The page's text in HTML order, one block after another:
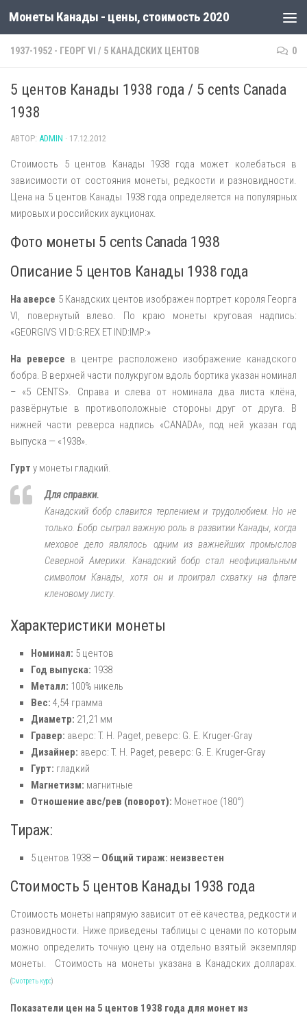
Монеты Канады - цены, стоимость 2020
1937-1952 - ГЕОРГ VI / 5 КАНАДСКИХ ЦЕНТОВ 0
5 центов Канады 1938 года / 5 cents Canada
1938
АВТОР: ADMIN · 17.12.2012
Стоимость 5 центов Канады 1938 года может колебаться в
зависимости от состояния монеты, редкости и разновидности.
Цена на 5 центов Канады 1938 года определяется на популярных
мировых и российских аукционах.
Фото монеты 5 cents Canada 1938
Описание 5 центов Канады 1938 года
На аверсе 5 Канадских центов изображен портрет короля Георга
VI, повернутый влево. По краю монеты круговая надпись:
«GEORGIVS VI D:G:REX ET IND:IMP:»
На реверсе в центре расположено изображение канадского
бобра. В верхней части полукругом вдоль бортика указан номинал
– «5 CENTS». Справа и слева от номинала два листа клёна,
развёрнутые в противоположные стороны друг от друга. В
нижней части реверса надпись «CANADA», под ней указан год
выпуска — «1938».
Гурт у монеты гладкий.
Для справки.
Канадский бобр славится терпением и трудолюбием. Но не
только. Бобр сыграл важную роль в развитии Канады, когда
меховое дело являлось одним из важнейших промыслов
Северной Америки. Канадский бобр стал неофициальным
символом Канады, хотя он и проиграл схватку на флаге
кленовому листу.
Характеристики монеты
Номинал: 5 центов
Год выпуска: 1938
Металл: 100% никель
Вес: 4,54 грамма
Диаметр: 21,21 мм
Гравер: аверс: T. H. Paget, реверс: G. E. Kruger-Gray
Дизайнер: аверс: T. H. Paget, реверс: G. E. Kruger-Gray
Гурт: гладкий
Магнетизм: магнитные
Отношение авс/рев (поворот): Монетное (180°)
Тираж:
5 центов 1938 — Общий тираж: неизвестен
Стоимость 5 центов Канады 1938 года
Стоимость монеты напрямую зависит от её качества, редкости и
разновидности. Ниже приведены таблицы с ценами по которым
можно определить точную цену на отдельно взятый экземпляр
монеты. Стоимость на монеты указана в Канадских долларах.
(Смотреть курс)
Показатели цен на 5 центов 1938 года для монет из